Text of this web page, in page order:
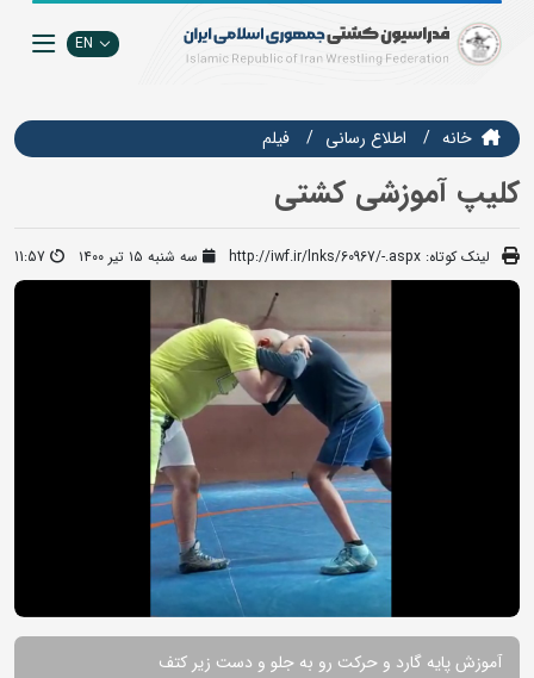
EN
خانه اطلاع رسانی فيلم
کلیپ آموزشی کشتی
لینک کوتاه: http://iwf.ir/lnks/60967/-.aspx سه شنبه ۱۵ تیر ۱۴۰۰ 11:57
آموزش پایه گارد و حرکت رو به جلو و دست زیر کتف